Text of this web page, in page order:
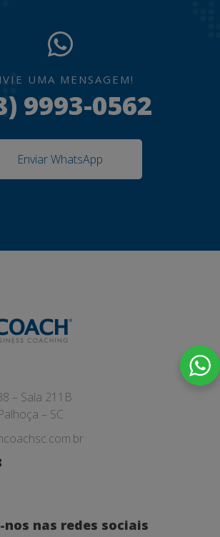
UMA MENSAGEM!
9993-0562
Enviar WhatsApp
– Sala 211B
– SC
nos nas redes sociais